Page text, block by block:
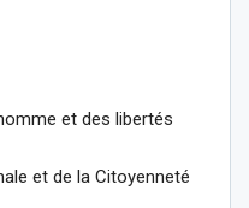
et des libertés
et de la Citoyenneté